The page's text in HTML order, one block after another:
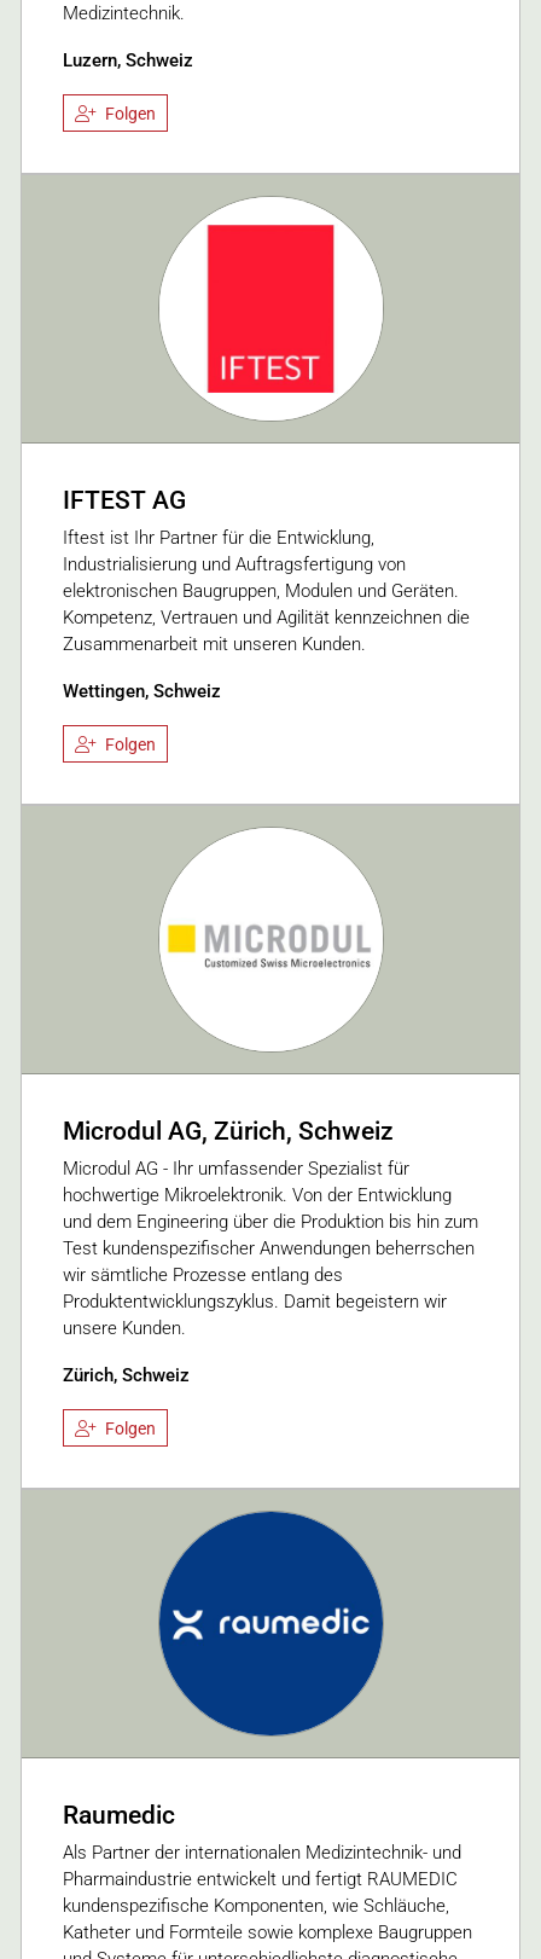
Medizintechnik.
Luzern, Schweiz
Folgen
IFTEST AG
Iftest ist Ihr Partner für die Entwicklung,
Industrialisierung und Auftragsfertigung von
elektronischen Baugruppen, Modulen und Geräten.
Kompetenz, Vertrauen und Agilität kennzeichnen die
Zusammenarbeit mit unseren Kunden.
Wettingen, Schweiz
Folgen
Microdul AG, Zürich, Schweiz
Microdul AG - Ihr umfassender Spezialist für
hochwertige Mikroelektronik. Von der Entwicklung
und dem Engineering über die Produktion bis hin zum
Test kundenspezifischer Anwendungen beherrschen
wir sämtliche Prozesse entlang des
Produktentwicklungszyklus. Damit begeistern wir
unsere Kunden.
Zürich, Schweiz
Folgen
Raumedic
Als Partner der internationalen Medizintechnik- und
Pharmaindustrie entwickelt und fertigt RAUMEDIC
kundenspezifische Komponenten, wie Schläuche,
Katheter und Formteile sowie komplexe Baugruppen